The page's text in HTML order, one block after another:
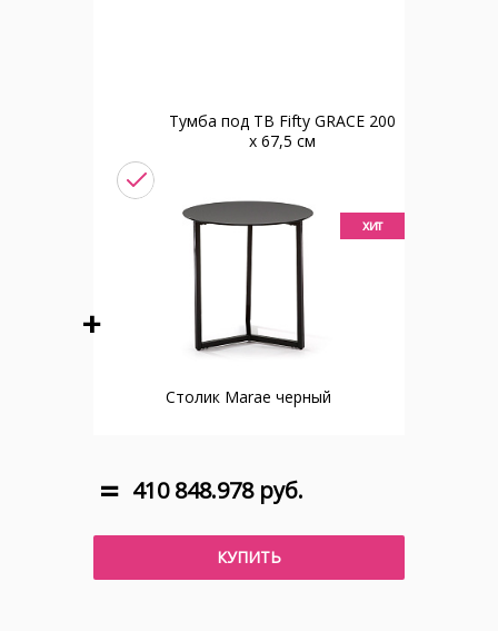
Тумба под ТВ Fifty GRACE 200
x 67,5 см
хит
Столик Marae черный
410 848.978 руб.
КУПИТЬ